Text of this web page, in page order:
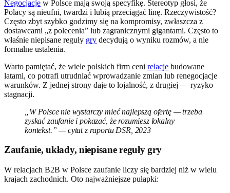
Negocjacje w Polsce mają swoją specyfikę. Stereotyp głosi, że
Polacy są nieufni, twardzi i lubią przeciągać linę. Rzeczywistość?
Często zbyt szybko godzimy się na kompromisy, zwłaszcza z
dostawcami „z polecenia” lub zagranicznymi gigantami. Często to
właśnie niepisane reguły gry decydują o wyniku rozmów, a nie
formalne ustalenia.
Warto pamiętać, że wiele polskich firm ceni relacje budowane
latami, co potrafi utrudniać wprowadzanie zmian lub renegocjacje
warunków. Z jednej strony daje to lojalność, z drugiej — ryzyko
stagnacji.
„W Polsce nie wystarczy mieć najlepszą ofertę — trzeba
zyskać zaufanie i pokazać, że rozumiesz lokalny
kontekst.” — cytat z raportu DSR, 2023
Zaufanie, układy, niepisane reguły gry
W relacjach B2B w Polsce zaufanie liczy się bardziej niż w wielu
krajach zachodnich. Oto najważniejsze pułapki: